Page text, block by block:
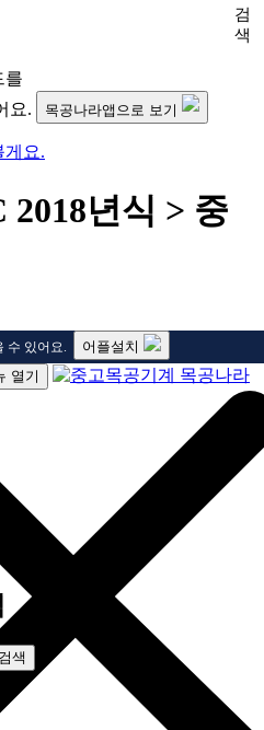
를
요.
목공나라앱으로 보기
게요.
년식 > 중
수 있어요.
어플설치
열기
검색
검
색